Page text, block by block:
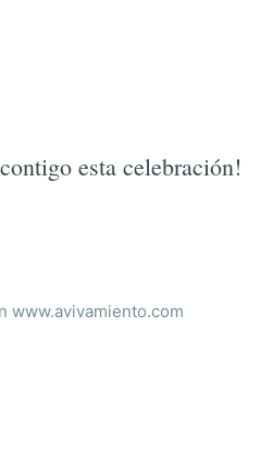
esta celebración!
www.avivamiento.com